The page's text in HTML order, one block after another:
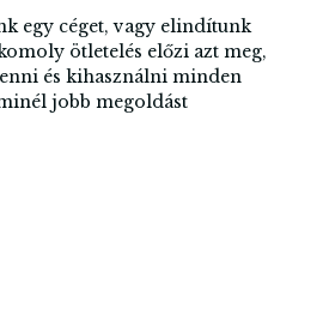
egy céget, vagy elindítunk
ötletelés előzi azt meg,
és kihasználni minden
jobb megoldást